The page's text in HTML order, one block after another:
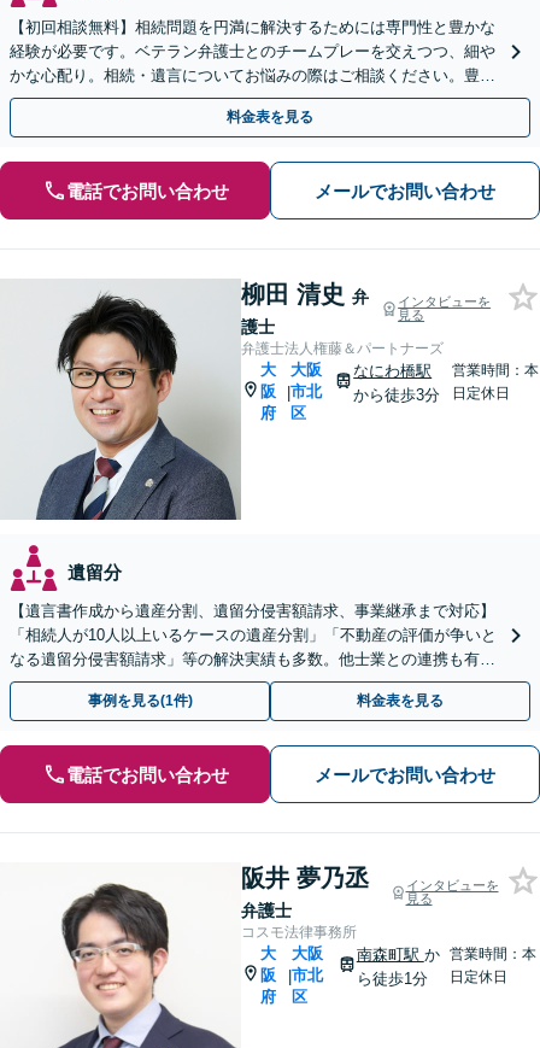
【初回相談無料】相続問題を円満に解決するためには専門性と豊かな
経験が必要です。ベテラン弁護士とのチームプレーを交えつつ、細や
かな心配り。相続・遺言についてお悩みの際はご相談ください。豊富
な経験を生かして問題を解決いたします。
料金表を見る
電話でお問い合わせ メールでお問い合わせ
柳田 清史 弁
護士
インタビューを
見る
弁護士法人権藤＆パートナーズ
大
阪
府
|
大阪
市北
区
なにわ橋駅
から徒歩3分
営業時間：本
日定休日
遺留分
【遺言書作成から遺産分割、遺留分侵害額請求、事業継承まで対応】
「相続人が10人以上いるケースの遺産分割」「不動産の評価が争いと
なる遺留分侵害額請求」等の解決実績も多数。他士業との連携も有。
遺言・民事信託による円滑な親族間事業継承もサポート
事例を見る(1件) 料金表を見る
電話でお問い合わせ メールでお問い合わせ
阪井 夢乃丞
弁護士
インタビューを
見る
コスモ法律事務所
大
阪
府
|
大阪
市北
区
南森町駅 か
ら徒歩1分
営業時間：本
日定休日